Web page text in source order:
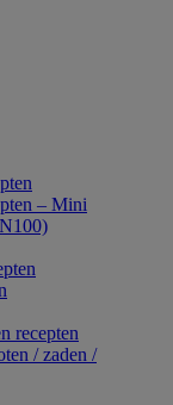
– Mini
recepten
/ zaden /